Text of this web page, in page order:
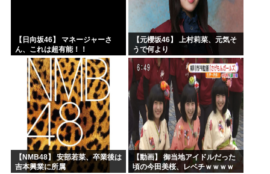
【日向坂46】 マネージャーさ
ん、これは超有能！！
【元櫻坂46】 上村莉菜、元気そ
うで何より
【NMB48】 安部若菜、卒業後は
吉本興業に所属
【動画】 御当地アイドルだった
頃の今田美桜、レベチｗｗｗｗ